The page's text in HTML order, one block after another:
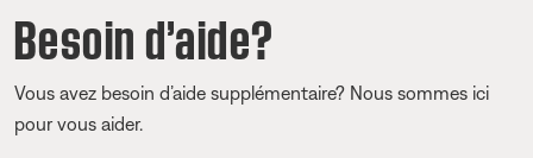
Besoin d’aide?
Vous avez besoin d’aide supplémentaire? Nous sommes ici
pour vous aider.